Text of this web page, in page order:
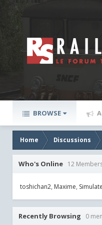
BROWSE
Home Discussions
Who's Online 12
toshichan2 Maxime
Recently Browsing 0